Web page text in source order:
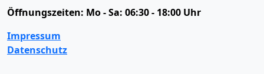
Öffnungszeiten: Mo - Sa: 06:30 - 18:00 Uhr
Impressum
Datenschutz